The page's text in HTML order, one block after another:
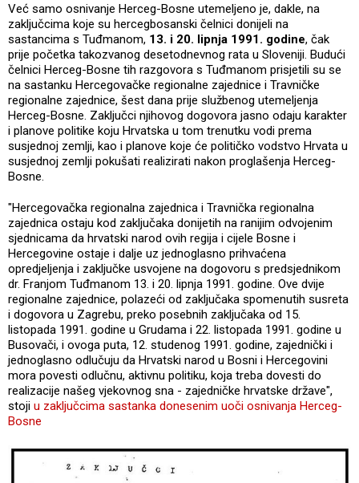
Već samo osnivanje Herceg-Bosne utemeljeno je, dakle, na
zaključcima koje su hercegbosanski čelnici donijeli na
sastancima s Tuđmanom, 13. i 20. lipnja 1991. godine, čak
prije početka takozvanog desetodnevnog rata u Sloveniji. Budući
čelnici Herceg-Bosne tih razgovora s Tuđmanom prisjetili su se
na sastanku Hercegovačke regionalne zajednice i Travničke
regionalne zajednice, šest dana prije službenog utemeljenja
Herceg-Bosne. Zaključci njihovog dogovora jasno odaju karakter
i planove politike koju Hrvatska u tom trenutku vodi prema
susjednoj zemlji, kao i planove koje će političko vodstvo Hrvata u
susjednoj zemlji pokušati realizirati nakon proglašenja Herceg-
Bosne.
"Hercegovačka regionalna zajednica i Travnička regionalna
zajednica ostaju kod zaključaka donijetih na ranijim odvojenim
sjednicama da hrvatski narod ovih regija i cijele Bosne i
Hercegovine ostaje i dalje uz jednoglasno prihvaćena
opredjeljenja i zaključke usvojene na dogovoru s predsjednikom
dr. Franjom Tuđmanom 13. i 20. lipnja 1991. godine. Ove dvije
regionalne zajednice, polazeći od zaključaka spomenutih susreta
i dogovora u Zagrebu, preko posebnih zaključaka od 15.
listopada 1991. godine u Grudama i 22. listopada 1991. godine u
Busovači, i ovoga puta, 12. studenog 1991. godine, zajednički i
jednoglasno odlučuju da Hrvatski narod u Bosni i Hercegovini
mora povesti odlučnu, aktivnu politiku, koja treba dovesti do
realizacije našeg vjekovnog sna - zajedničke hrvatske države",
stoji u zaključcima sastanka donesenim uoči osnivanja Herceg-
Bosne